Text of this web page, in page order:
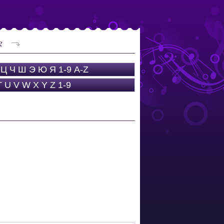
Ц Ч Ш Э Ю Я 1-9 A-Z
U V W X Y Z 1-9